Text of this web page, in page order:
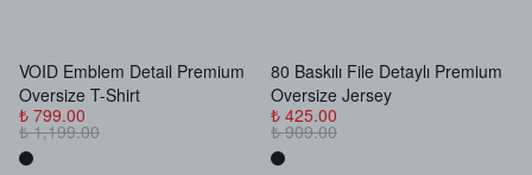
Stokta Yok
VOID Emblem Detail Premium
Oversize T-Shirt
₺ 799.00
₺ 1,199.00
Stokta Yok
80 Baskılı File Detaylı Premium
Oversize Jersey
₺ 425.00
₺ 909.00